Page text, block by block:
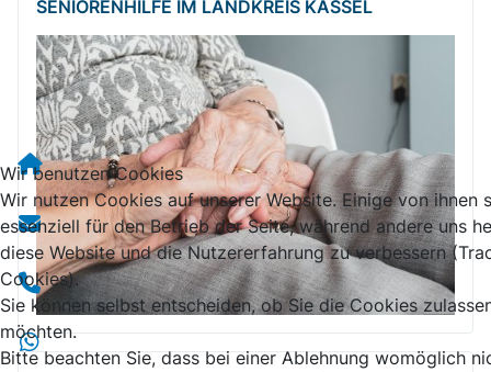
SENIORENHILFE IM LANDKREIS KASSEL
Wir benutzen Cookies
Wir nutzen Cookies auf unserer Website. Einige von ihnen
essenziell für den Betrieb der Seite, während andere uns
diese Website und die Nutzererfahrung zu verbessern
Cookies).
Sie können selbst entscheiden, ob Sie die Cookies
möchten.
Bitte beachten Sie, dass bei einer Ablehnung womöglich